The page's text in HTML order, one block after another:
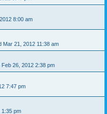
8:00 am
Mar 21, 2012 11:38 am
Feb 26, 2012 2:38 pm
7:47 pm
1:35 pm